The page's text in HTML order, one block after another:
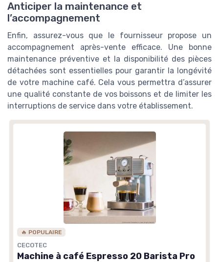
Anticiper la maintenance et
l’accompagnement
Enfin, assurez-vous que le fournisseur propose un
accompagnement après-vente efficace. Une bonne
maintenance préventive et la disponibilité des pièces
détachées sont essentielles pour garantir la longévité
de votre machine café. Cela vous permettra d’assurer
une qualité constante de vos boissons et de limiter les
interruptions de service dans votre établissement.
🔥 POPULAIRE
CECOTEC
Machine à café Espresso 20 Barista Pro